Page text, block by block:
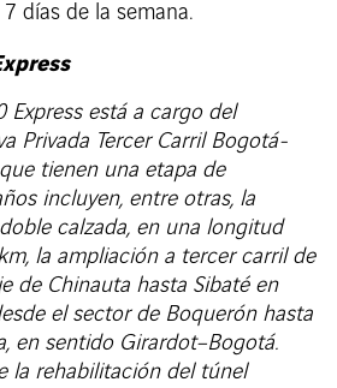
días de la semana.
Express está a cargo del
Privada Tercer Carril Bogotá-
tienen una etapa de
incluyen, entre otras, la
calzada, en una longitud
la ampliación a tercer carril de
de Chinauta hasta Sibaté en
el sector de Boquerón hasta
en sentido Girardot–Bogotá.
la rehabilitación del túnel